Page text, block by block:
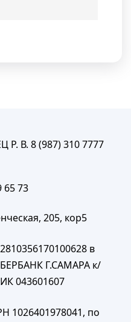
В. 8 (987) 310 7777
73
205, кор5
в
Г.САМАРА к/
043601607
1026401978041, по